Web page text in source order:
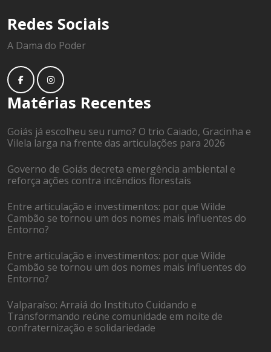
Redes Sociais
A Dama do Poder
Matérias Recentes
Goiás já escolheu seu rumo? O trio Caiado, Gracinha e
Vilela larga na frente das articulações para 2026
Governo de Goiás decreta emergência ambiental e
reforça ações contra incêndios florestais
Entre articulação e investimentos: por que Wilde
Cambão se tornou um dos nomes mais influentes do
Entorno?
Entre articulação e investimentos: por que Wilde
Cambão se tornou um dos nomes mais influentes do
Entorno?
Valparaíso: Arraiá do Instituto Cuidando e
Transformando reúne comunidade em noite de
confraternização e solidariedade